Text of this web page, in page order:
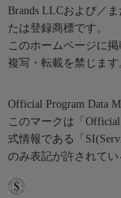
Brands LLCおよび／
たは登録商標です。
このホームページに
複写・転載を禁じます
Official Program Data
このマークは「
式情報である「
のみ表記が許されてい